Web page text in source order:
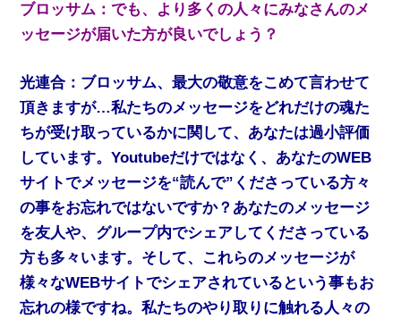
ブロッサム：でも、より多くの人々にみなさんのメ
ッセージが届いた方が良いでしょう？
光連合：ブロッサム、最大の敬意をこめて言わせて
頂きますが…私たちのメッセージをどれだけの魂た
ちが受け取っているかに関して、あなたは過小評価
しています。Youtubeだけではなく、あなたのWEB
サイトでメッセージを“読んで”くださっている方々
の事をお忘れではないですか？あなたのメッセージ
を友人や、グループ内でシェアしてくださっている
方も多々います。そして、これらのメッセージが
様々なWEBサイトでシェアされているという事もお
忘れの様ですね。私たちのやり取りに触れる人々の